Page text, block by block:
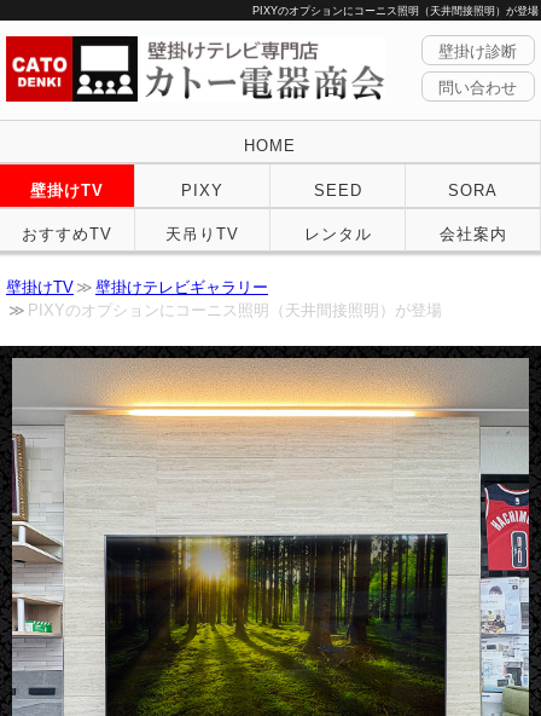
PIXYのオプションにコーニス照明（天井間接照明）が登場
壁掛け診断
問い合わせ
HOME
壁掛けTV PIXY SEED SORA
おすすめTV 天吊りTV レンタル 会社案内
壁掛けTV
壁掛けテレビギャラリー
PIXYのオプションにコーニス照明（天井間接照明）が登場